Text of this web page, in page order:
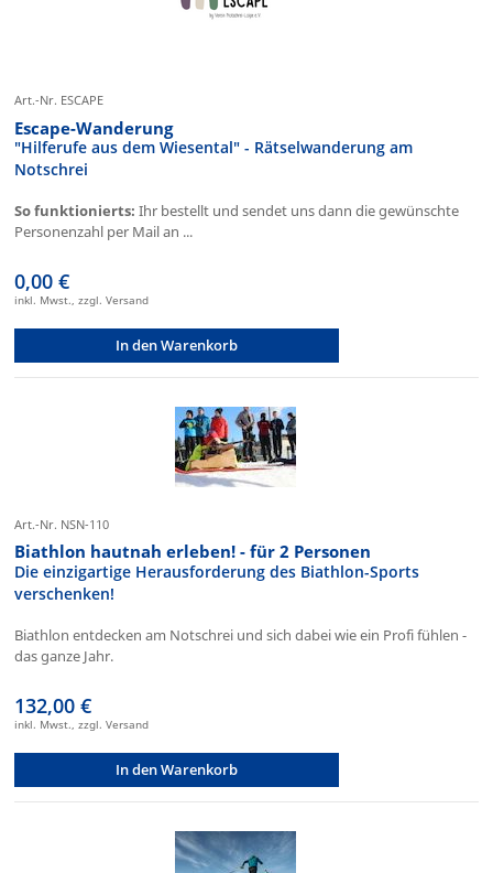
Art.-Nr. ESCAPE
Escape-Wanderung
"Hilferufe aus dem Wiesental" - Rätselwanderung am
Notschrei
So funktionierts: Ihr bestellt und sendet uns dann die gewünschte
Personenzahl per Mail an ...
0,00 €
inkl. Mwst., zzgl. Versand
In den Warenkorb
Art.-Nr. NSN-110
Biathlon hautnah erleben! - für 2 Personen
Die einzigartige Herausforderung des Biathlon-Sports
verschenken!
Biathlon entdecken am Notschrei und sich dabei wie ein Profi fühlen -
das ganze Jahr.
132,00 €
inkl. Mwst., zzgl. Versand
In den Warenkorb